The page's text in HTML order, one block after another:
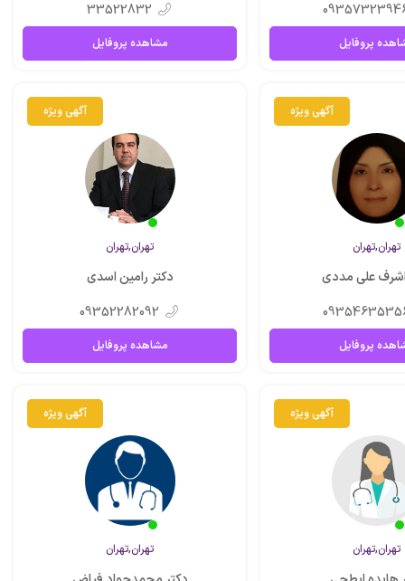
پروفایل
33522832
مشاهده پروفایل
آگهی ویژه
تهران,تهران
علی مددی
پروفایل
آگهی ویژه
تهران,تهران
دکتر رامین اسدی
09352282092
مشاهده پروفایل
آگهی ویژه
تهران,تهران
آگهی ویژه
تهران,تهران